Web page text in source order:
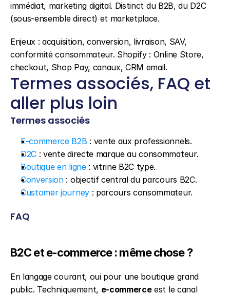
immédiat, marketing digital. Distinct du B2B, du D2C
(sous-ensemble direct) et marketplace.
Enjeux : acquisition, conversion, livraison, SAV,
conformité consommateur. Shopify : Online Store,
checkout, Shop Pay, canaux, CRM email.
Termes associés, FAQ et
aller plus loin
Termes associés
E-commerce B2B : vente aux professionnels.
D2C : vente directe marque au consommateur.
Boutique en ligne : vitrine B2C type.
Conversion : objectif central du parcours B2C.
Customer journey : parcours consommateur.
FAQ
B2C et e-commerce : même chose ?
En langage courant, oui pour une boutique grand
public. Techniquement, e-commerce est le canal